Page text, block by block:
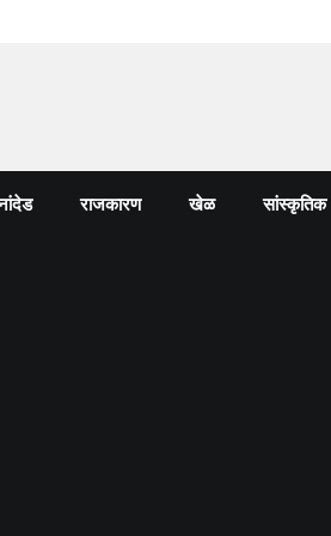
राजकारण खेळ सांस्कृतिक